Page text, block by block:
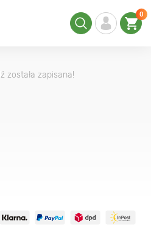
0
została zapisana!